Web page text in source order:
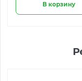
В корзину